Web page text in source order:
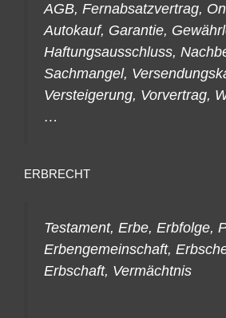
AGB, Fernabsatzvertrag,
Autokauf, Garantie,
Haftungsausschluss,
Sachmangel,
Versteigerung, Vorvertrag,
…
ERBRECHT
Testament, Erbe, Erbfolge,
Erbengemeinschaft,
Erbschaft, Vermächtnis